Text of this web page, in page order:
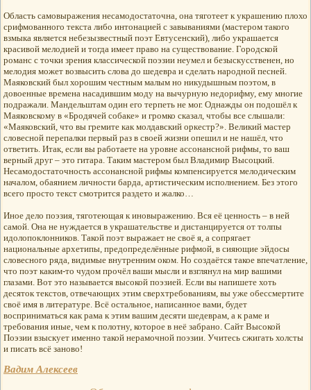
Область самовыражения несамодостаточна, она тяготеет к украшению плохо
срифмованного текста либо интонацией с завываниями (мастером такого
взмыка является небезызвестный поэт Евтусенский), либо украшается
красивой мелодией и тогда имеет право на существование. Городской
романс с точки зрения классической поэзии неумел и безыскусственен, но
мелодия может возвысить слова до шедевра и сделать народной песней.
Маяковский был хорошим честным малым но никудышным поэтом, в
довоенные времена насадившим моду на вычурную недорифму, ему многие
подражали. Мандельштам один его терпеть не мог. Однажды он подошёл к
Маяковскому в «Бродячей собаке» и громко сказал, чтобы все слышали:
«Маяковский, что вы гремите как молдавский оркестр?». Великий мастер
словесной перепалки первый раз в своей жизни опешил и не нашёл, что
ответить. Итак, если вы работаете на уровне ассонансной рифмы, то ваш
верный друг – это гитара. Таким мастером был Владимир Высоцкий.
Несамодостаточность ассонансной рифмы компенсируется мелодическим
началом, обаянием личности барда, артистическим исполнением. Без этого
всего просто текст смотрится раздето и жалко…
Иное дело поэзия, тяготеющая к иновыражению. Вся её ценность – в ней
самой. Она не нуждается в украшательстве и дистанцируется от толпы
идолопоклонников. Такой поэт выражает не своё я, а сопрягает
национальные архетипы, предопределённые рифмой, в сияющие эйдосы
словесного ряда, видимые внутренним оком. Но создаётся такое впечатление,
что поэт каким-то чудом прочёл ваши мысли и взглянул на мир вашими
глазами. Вот это называется высокой поэзией. Если вы напишете хоть
десяток текстов, отвечающих этим сверхтребованиям, вы уже обессмертите
своё имя в литературе. Всё остальное, написанное вами, будет
восприниматься как рама к этим вашим десяти шедеврам, а к раме и
требования иные, чем к полотну, которое в неё забрано. Сайт Высокой
Поэзии взыскует именно такой нерамочной поэзии. Учитесь сжигать холсты
и писать всё заново!
Вадим Алексеев